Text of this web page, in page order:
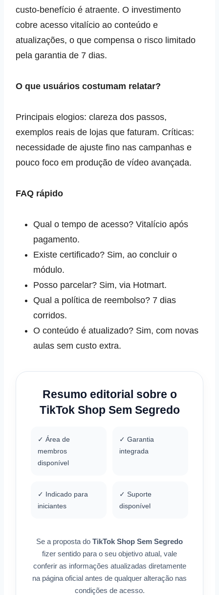
custo‑benefício é atraente. O investimento
cobre acesso vitalício ao conteúdo e
atualizações, o que compensa o risco limitado
pela garantia de 7 dias.
O que usuários costumam relatar?
Principais elogios: clareza dos passos,
exemplos reais de lojas que faturam. Críticas:
necessidade de ajuste fino nas campanhas e
pouco foco em produção de vídeo avançada.
FAQ rápido
Qual o tempo de acesso? Vitalício após
pagamento.
Existe certificado? Sim, ao concluir o
módulo.
Posso parcelar? Sim, via Hotmart.
Qual a política de reembolso? 7 dias
corridos.
O conteúdo é atualizado? Sim, com novas
aulas sem custo extra.
Resumo editorial sobre o
TikTok Shop Sem Segredo
✓ Área de
membros
disponível
✓ Garantia
integrada
✓ Indicado para
iniciantes
✓ Suporte
disponível
Se a proposta do TikTok Shop Sem Segredo
fizer sentido para o seu objetivo atual, vale
conferir as informações atualizadas diretamente
na página oficial antes de qualquer alteração nas
condições de acesso.